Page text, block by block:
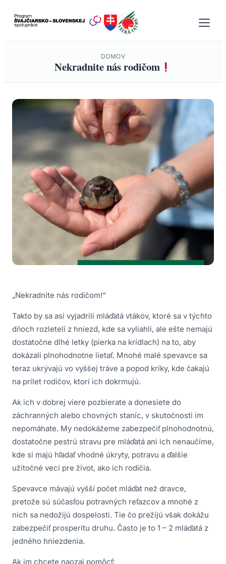
DOMOV
Nekradnite nás rodičom
„Nekradnite nás rodičom!“
Takto by sa asi vyjadrili mláďatá vtákov, ktoré sa v týchto
dňoch rozleteli z hniezd, kde sa vyliahli, ale ešte nemajú
dostatočne dlhé letky (pierka na krídlach) na to, aby
dokázali plnohodnotne lietať. Mnohé malé spevavce sa
teraz ukrývajú vo vyššej tráve a popod kríky, kde čakajú
na prílet rodičov, ktorí ich dokrmujú.
Ak ich v dobrej viere pozbierate a donesiete do
záchranných alebo chovných staníc, v skutočnosti im
nepomáhate. My nedokážeme zabezpečiť plnohodnotnú,
dostatočne pestrú stravu pre mláďatá ani ich nenaučíme,
kde si majú hľadať vhodné úkryty, potravu a ďalšie
užitočné veci pre život, ako ich rodičia.
Spevavce mávajú vyšší počet mláďat než dravce,
pretože sú súčasťou potravných reťazcov a mnohé z
nich sa nedožijú dospelosti. Tie čo prežijú však dokážu
zabezpečiť prosperitu druhu. Často je to 1 – 2 mláďatá z
jedného hniezdenia.
Ak im chcete naozaj pomôcť: